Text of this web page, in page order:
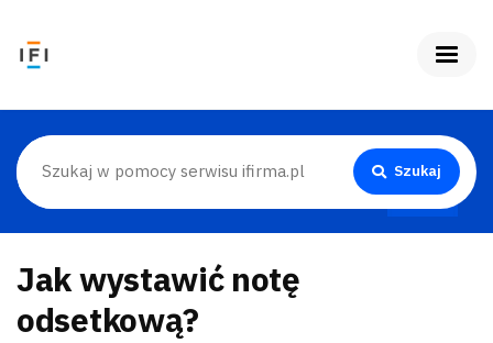
Szukaj
Jak wystawić notę
odsetkową?